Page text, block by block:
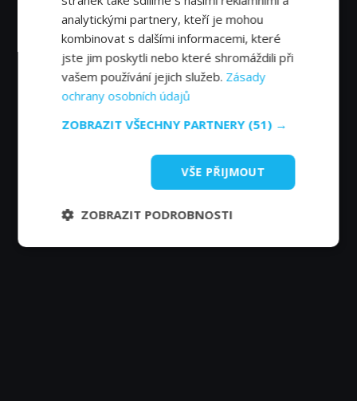
analytickými partnery, kteří je mohou
kombinovat s dalšími informacemi, které
jste jim poskytli nebo které shromáždili při
vašem používání jejich služeb. Zásady
ochrany osobních údajů
ZOBRAZIT VŠECHNY PARTNERY (51) →
VŠE PŘIJMOUT
ZOBRAZIT PODROBNOSTI